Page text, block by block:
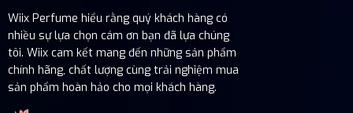
Wiix Perfume hiểu rằng quý khách hàng có
nhiều sự lựa chọn cám ơn bạn đã lựa chúng
tôi. Wiix cam kết mang đến những sản phẩm
chính hãng, chất lượng cùng trải nghiệm mua
sản phẩm hoàn hảo cho mọi khách hàng.